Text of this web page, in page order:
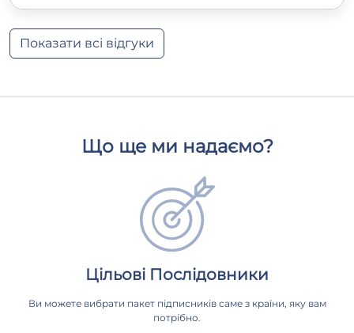
Показати всі відгуки
Що ще ми надаємо?
Цільові Послідовники
Ви можете вибрати пакет підписників саме з країни, яку вам
потрібно.